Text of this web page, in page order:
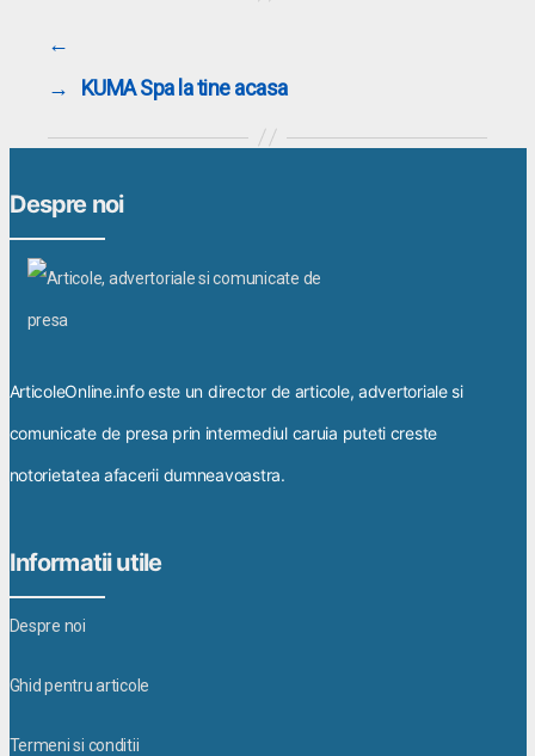
←
→
KUMA Spa la tine acasa
Despre noi
ArticoleOnline.info este un director de articole, advertoriale si
comunicate de presa prin intermediul caruia puteti creste
notorietatea afacerii dumneavoastra.
Informatii utile
Despre noi
Ghid pentru articole
Termeni si conditii